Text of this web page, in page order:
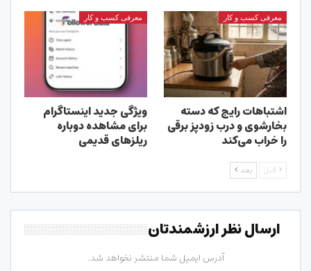
معرفی کسب و کار
اشتباهات رایج که دسته
بخارشوی و درب زودپز برقی
را خراب می‌کند
معرفی کسب و کار
ویژگی جدید اینستاگرام
برای مشاهده دوباره
ریلزهای قدیمی
قبل بعد
ارسال نظر ارزشمندتان
آدرس ایمیل شما منتشر نخواهد شد.